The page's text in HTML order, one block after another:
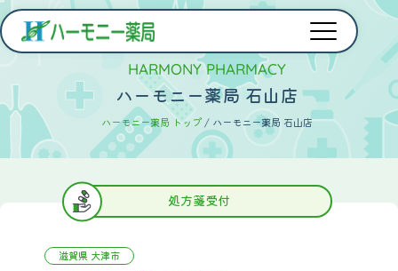
HARMONY PHARMACY
ハーモニー薬局 石山店
ハーモニー薬局 トップ/ ハーモニー薬局 石山店
処方箋受付
滋賀県 大津市